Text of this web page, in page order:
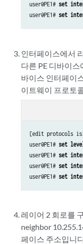
user@PE1# set
user@PE1# set
인터페이스에서
다른 PE 디바이
바이스 인터페이
이트웨이 프로토
[edit protocols
user@PE1# set
user@PE1# set
user@PE1# set
user@PE1# set
레이어 2 회로를
neighbor
페이스 주소입니